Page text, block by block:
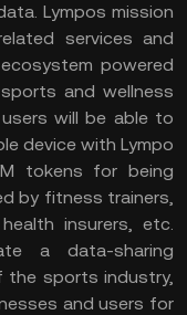
Lympos mission
services and
powered
and wellness
will be able to
device with Lympo
tokens for being
by fitness trainers,
insurers, etc.
a data-sharing
the sports industry,
and users for